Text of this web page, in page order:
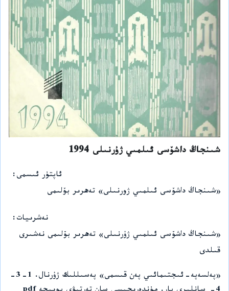
شىنجاڭ داشۆسى ئىلمىي ژۇرنىلى 1994
ئاپتۇر ئىسمى
«شىنجاڭ داشۆسى ئىلمىي ژورنىلى» تەھرىر بۆلىمى
نەشرىيات
«شىنجاڭ داشۆسى ئىلمىي ژۇرنىلى» تەھرىر بۆلىمى نەشىرى
قىلدى
«پەلسەپە-ئىجتىمائىي پەن قىسمى» پەسىللىك ژۇرنال. 1-3-